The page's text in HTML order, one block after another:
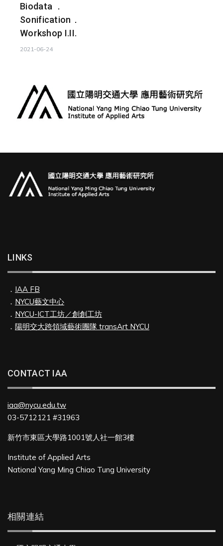
Biodata ．
Sonification．
Workshop I.II.
2021-06-24
LINKS
． IAA FB
． NYCU藝文中心
． NYCU-ICT工坊／創創工坊
． 陽明交大跨領域藝術團隊 transArt NYCU
CONTACT IAA
iaa@nycu.edu.tw
03-5712121 #31963
新竹市東區大學路1001號人社一館3樓
Institute of Applied Arts
National Yang Ming Chiao Tung University
相關連結